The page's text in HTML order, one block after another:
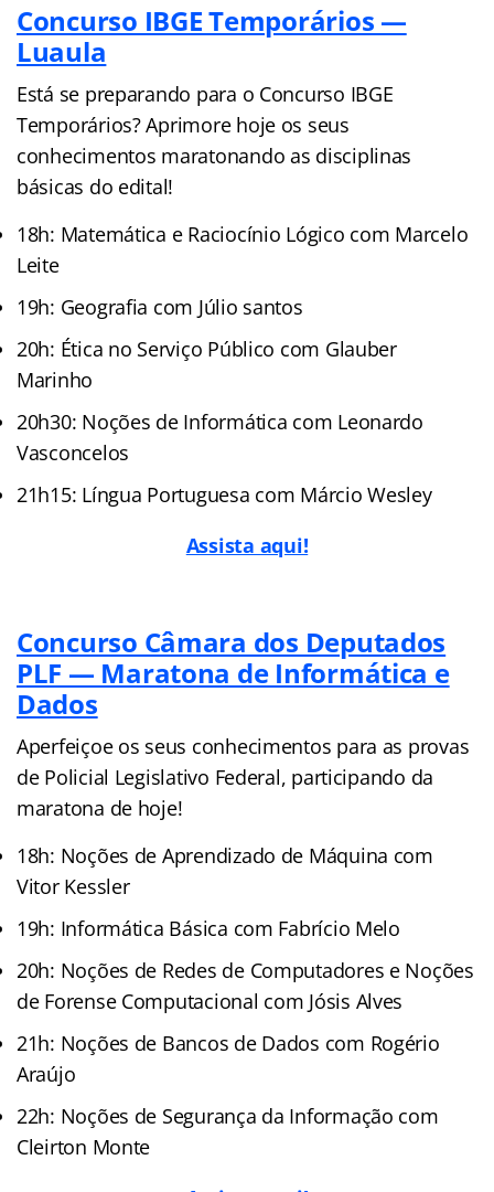
Concurso IBGE Temporários —
Luaula
Está se preparando para o Concurso IBGE
Temporários? Aprimore hoje os seus
conhecimentos maratonando as disciplinas
básicas do edital!
18h: Matemática e Raciocínio Lógico com Marcelo
Leite
19h: Geografia com Júlio santos
20h: Ética no Serviço Público com Glauber
Marinho
20h30: Noções de Informática com Leonardo
Vasconcelos
21h15: Língua Portuguesa com Márcio Wesley
Assista aqui!
Concurso Câmara dos Deputados
PLF — Maratona de Informática e
Dados
Aperfeiçoe os seus conhecimentos para as provas
de Policial Legislativo Federal, participando da
maratona de hoje!
18h: Noções de Aprendizado de Máquina com
Vitor Kessler
19h: Informática Básica com Fabrício Melo
20h: Noções de Redes de Computadores e Noções
de Forense Computacional com Jósis Alves
21h: Noções de Bancos de Dados com Rogério
Araújo
22h: Noções de Segurança da Informação com
Cleirton Monte